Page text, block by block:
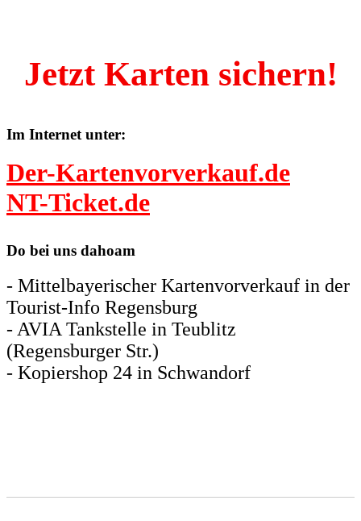
Jetzt Karten sichern!
Im Internet unter:
Der-Kartenvorverkauf.de
NT-Ticket.de
Do bei uns dahoam
- Mittelbayerischer Kartenvorverkauf in der
Tourist-Info Regensburg
- AVIA Tankstelle in Teublitz
(Regensburger Str.)
- Kopiershop 24 in Schwandorf